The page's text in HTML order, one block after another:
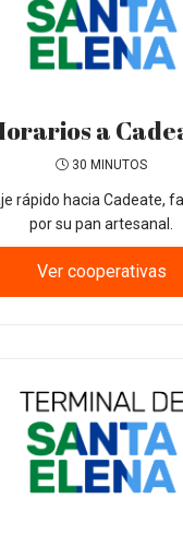
a
30 MINUTOS
rápido hacia Cadeate,
por su pan artesanal.
Ver cooperativas